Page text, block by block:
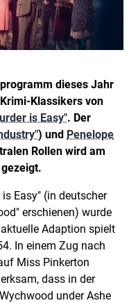
dieses Jahr
Klassikers von
is Easy". Der
) und Penelope
Rollen wird am
Easy" (in deutscher
erschienen) wurde
Adaption spielt
In einem Zug nach
Miss Pinkerton
dass in der
under Ashe